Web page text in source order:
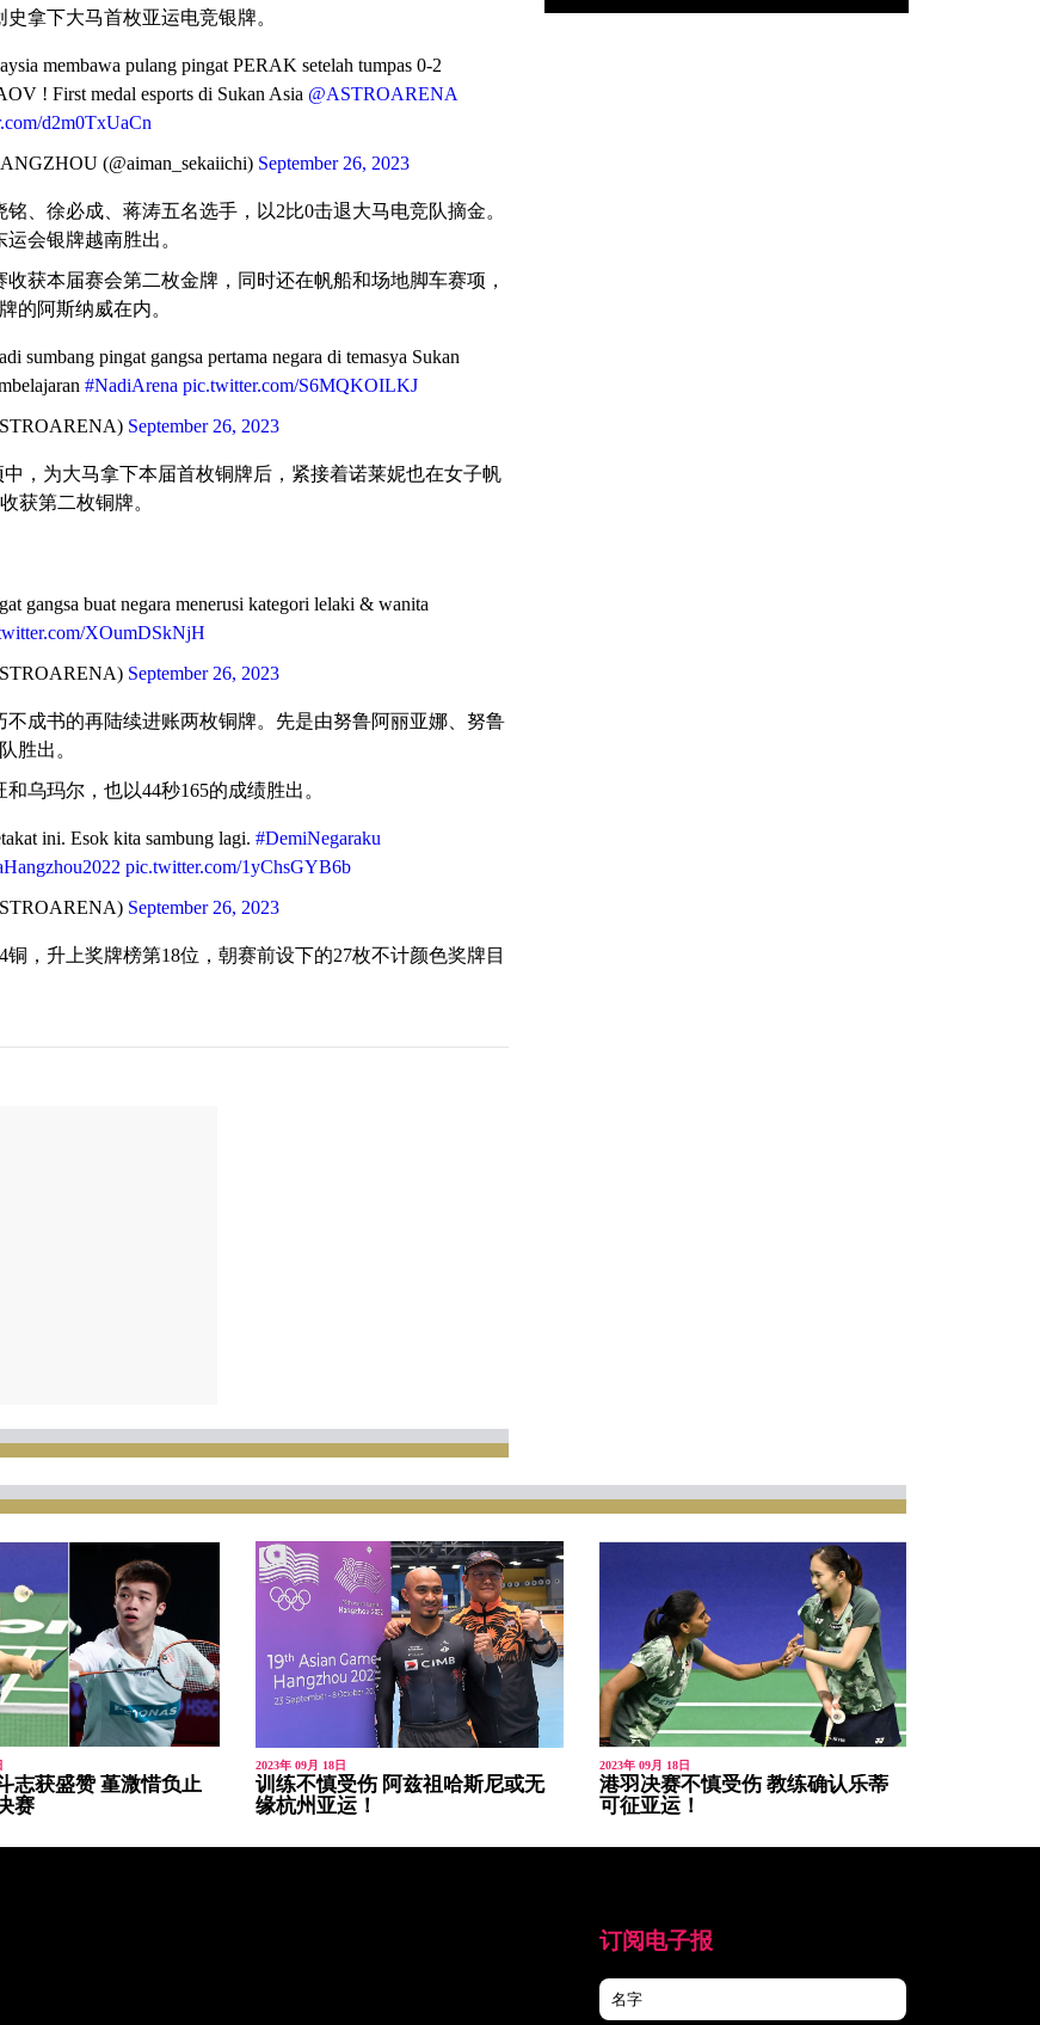
拿下大马首枚亚运电竞银牌。
membawa pulang pingat PERAK setelah tumpas 0-2
! First medal esports di Sukan Asia @ASTROARENA
d2m0TxUaCn
(@aiman_sekaiichi) September 26, 2023
、徐必成、蒋涛五名选手，以2比0击退大马电竞队摘金。
会银牌越南胜出。
获本届赛会第二枚金牌，同时还在帆船和场地脚车赛项，
的阿斯纳威在内。
sumbang pingat gangsa pertama negara di temasya Sukan
#NadiArena pic.twitter.com/S6MQKOILKJ
September 26, 2023
，为大马拿下本届首枚铜牌后，紧接着诺莱妮也在女子帆
获第二枚铜牌。
gangsa buat negara menerusi kategori lelaki & wanita
XOumDSkNjH
September 26, 2023
成书的再陆续进账两枚铜牌。先是由努鲁阿丽亚娜、努鲁
胜出。
乌玛尔，也以44秒165的成绩胜出。
ini. Esok kita sambung lagi.#DemiNegaraku
pic.twitter.com/1yChsGYB6b
September 26, 2023
，升上奖牌榜第18位，朝赛前设下的27枚不计颜色奖牌目
志获盛赞 堇溦惜负止
赛
2023年 09月 18日
训练不慎受伤 阿兹祖哈斯尼或无
缘杭州亚运！
2023年 09月 18日
港羽决赛不慎受伤 教练确认乐蒂
可征亚运！
订阅电子报